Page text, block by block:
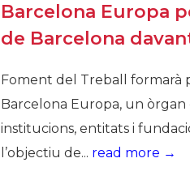
Barcelona Europa
de Barcelona
Foment del Treball formarà
Barcelona Europa, un
institucions, entitats i
l’objectiu de... read more →